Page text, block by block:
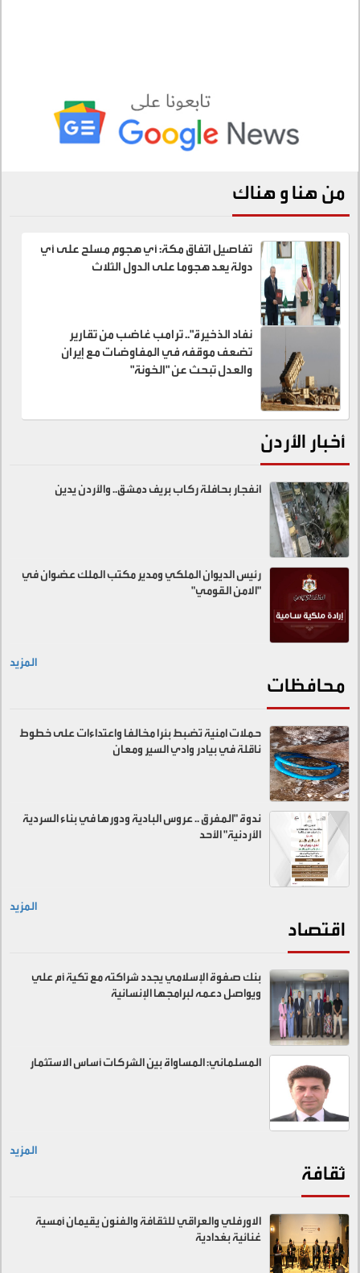
من هنا و هناك
تفاصيل اتفاق مكة: أي هجوم مسلح على أي
دولة يعد هجوما على الدول الثلاث
نفاد الذخيرة".. ترامب غاضب من تقارير
تضعف موقفه في المفاوضات مع إيران
والعدل تبحث عن "الخونة"
أخبار الأردن
انفجار بحافلة ركاب بريف دمشق.. والأردن يدين
رئيس الديوان الملكي ومدير مكتب الملك عضوان في
"الامن القومي"
المزيد
محافظات
حملات امنية تضبط بئرا مخالفا واعتداءات على خطوط
ناقلة في بيادر وادي السير ومعان
ندوة "المفرق .. عروس البادية ودورها في بناء السردية
الأردنية" الأحد
المزيد
اقتصاد
بنك صفوة الإسلامي يجدد شراكته مع تكية أم علي
ويواصل دعمه لبرامجها الإنسانية
المسلماني: المساواة بين الشركات أساس الاستثمار
المزيد
ثقافة
الاورفلي والعراقي للثقافة والفنون يقيمان أمسية
غنائية بغدادية